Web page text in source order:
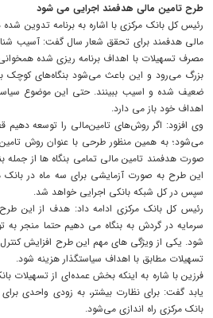
طرح تامین مالی هدفمند اجرایی می شود
رئیس کل بانک مرکزی با اشاره به برنامه تدوین
مالی هدفمند برای تحقق شعار سال گفت: آسیب
مصرف تسهیلات با اهداف برنامه ریزی شده
بزرگ می‌رود و این باعث می‌شود بنگاه‌های کوچک
ضعیف شده و اسیب ببینند. حتی این موضوع
اهداف خود باز می دارد.
وی افزود: اگر روش‌های تامین‌مالی را توسعه دهیم
می‌شود؛ به همین منظور طرحی با عنوان روش
صورت هدفمند تامین مالی تمامی بنگاه ها از جمله
این طرح به صورت آزمایشی برای سه ماه در
سپس در کل شبکه بانکی اجرایی خواهد شد.
رئیس کل بانک مرکزی ادامه داد: هدف از این
سرمایه در گردش به بنگاه می دهیم حتما منجر به
شود. یکی از ویژگی های مهم این طرح افزایش
تسهیلات مطابق با اهداف سیاستگذار هزینه شود.
فرزین با شاره به اینکه بخش عمده‌ای از تسهیلات
یابد گفت: برای نظارت بیشتر، به زودی واحدی
بانک مرکزی راه اندازی می‌شود.